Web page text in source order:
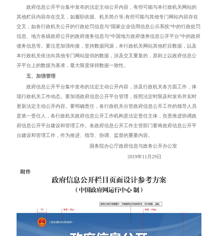
政府信息公开平台集中发布的法定主动公开内容，有些可能与本行政机关网站的
其他栏目内容存在交叉，如履职依据、机关简介等;有些可能与其他专门网站内容存在
交叉，如各行政机关公开的行政处罚信息与“国家企业信用信息公示系统”中的行政处罚
信息、地方各级政府公开的政府债务信息与“中国地方政府债券信息公开平台”中的政府
债务信息等。要注意加强衔接，坚持数据同源，本行政机关网站其他栏目数据，以及
本行政机关依法向其他专门网站提供的数据，涉及交叉重复的，原则上以政府信息公
开平台上的数据为基准，最大限度保持数据一致性。
五、加强管理
政府信息公开平台集中发布的法定主动公开内容，涉及行政机关各方面工作，体
现行政机关工作动态。要加强政府信息公开平台管理，按照法定时限及时发布并实时
更新法定主动公开内容。要明确责任，各行政机关分管政府信息公开工作的领导人员
是第一责任人，各行政机关政府信息公开工作机构是法定责任主体，负责推进协调政
府信息公开平台建设和管理工作。各政府信息公开工作主管部门要将政府信息公开平
台建设和管理工作，作为推进、指导、协调、监督的重要内容。
国务院办公厅政府信息与政务公开办公室
2019年11 月29日